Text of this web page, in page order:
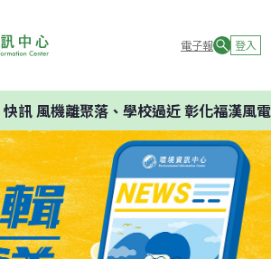
電子報 登入
快訊風機離聚落、學校過近 彰化福漢風電